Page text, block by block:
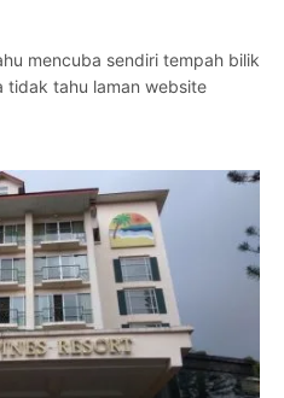
mencuba sendiri tempah bilik
tidak tahu laman website